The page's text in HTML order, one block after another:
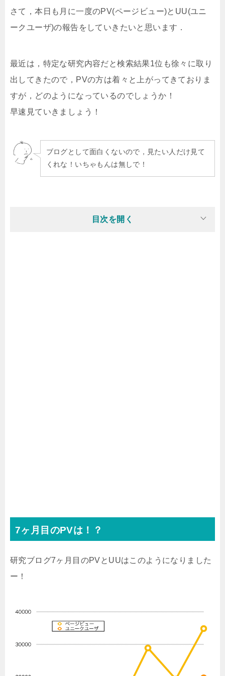
さて，本日も月に一度のPV(ページビュー)とUU(ユニ
ークユーザ)の報告をしていきたいと思います．
最近は，特定な研究内容だと検索結果1位も徐々に取り
出してきたので，PVの方は着々と上がってきておりま
すが，どのようになっているのでしょうか！
早速見ていきましょう！
ブログとして面白くないので，見たい人だけ見て
くれな！いちゃもんは無しで！
目次を開く
7ヶ月目のPVは！？
研究ブログ7ヶ月目のPVとUUはこのようになりました
ー！